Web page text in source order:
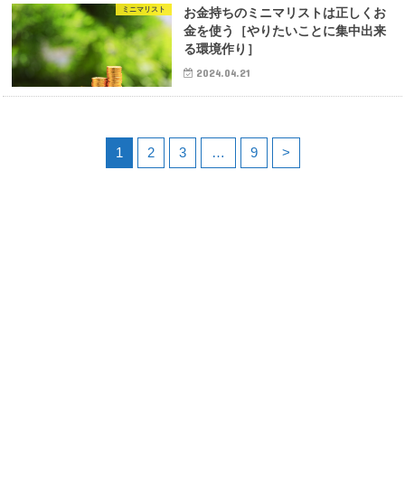
ミニマリスト
お金持ちのミニマリストは正しくお
金を使う［やりたいことに集中出来
る環境作り］
2024.04.21
1 2 3 … 9 >